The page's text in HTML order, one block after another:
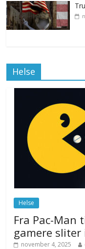
Helse
Helse
Fra Pac-Man
gamere sliter
november 4, 2025